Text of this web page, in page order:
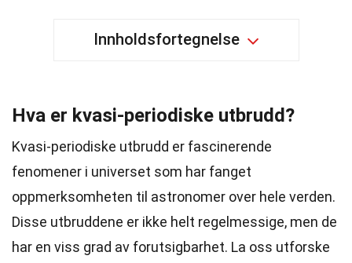
Innholdsfortegnelse
Hva er kvasi-periodiske utbrudd?
Kvasi-periodiske utbrudd er fascinerende
fenomener i universet som har fanget
oppmerksomheten til astronomer over hele verden.
Disse utbruddene er ikke helt regelmessige, men de
har en viss grad av forutsigbarhet. La oss utforske